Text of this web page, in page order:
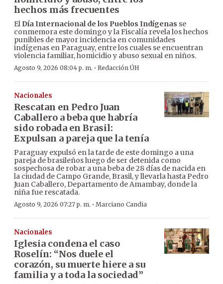
hechos más frecuentes
El Día Internacional de los Pueblos Indígenas se
conmemora este domingo y la Fiscalía revela los hechos
punibles de mayor incidencia en comunidades
indígenas en Paraguay, entre los cuales se encuentran
violencia familiar, homicidio y abuso sexual en niños.
Agosto 9, 2026 08:04 p. m. · Redacción ÚH
Nacionales
Rescatan en Pedro Juan
Caballero a beba que habría
sido robada en Brasil:
Expulsan a pareja que la tenía
Paraguay expulsó en la tarde de este domingo a una
pareja de brasileños luego de ser detenida como
sospechosa de robar a una beba de 28 días de nacida en
la ciudad de Campo Grande, Brasil, y llevarla hasta Pedro
Juan Caballero, Departamento de Amambay, donde la
niña fue rescatada.
Agosto 9, 2026 07:27 p. m. · Marciano Candia
Nacionales
Iglesia condena el caso
Roselín: “Nos duele el
corazón, su muerte hiere a su
familia y a toda la sociedad”